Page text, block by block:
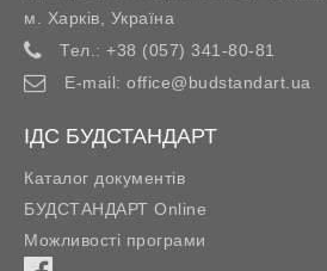
м. Харків
Україна
Тел.: +38 (057) 341-80-81
E-mail: office@budstandart.ua
ІДС БУДСТАНДАРТ
Каталог документів
БУДСТАНДАРТ Online
Можливості програми